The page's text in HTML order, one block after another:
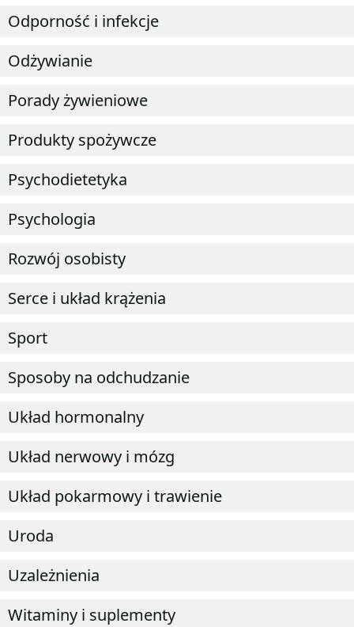
Odporność i infekcje
Odżywianie
Porady żywieniowe
Produkty spożywcze
Psychodietetyka
Psychologia
Rozwój osobisty
Serce i układ krążenia
Sport
Sposoby na odchudzanie
Układ hormonalny
Układ nerwowy i mózg
Układ pokarmowy i trawienie
Uroda
Uzależnienia
Witaminy i suplementy